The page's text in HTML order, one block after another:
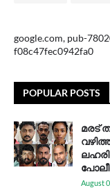
google.com, pub-
f08c47fec0942fa0
POPULAR POSTS
മരട്
August